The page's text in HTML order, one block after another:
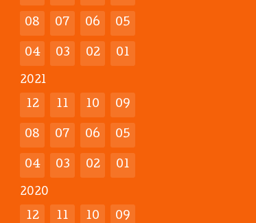
08 07 06 05
04 03 02 01
2021
12 11 10 09
08 07 06 05
04 03 02 01
2020
12 11 10 09